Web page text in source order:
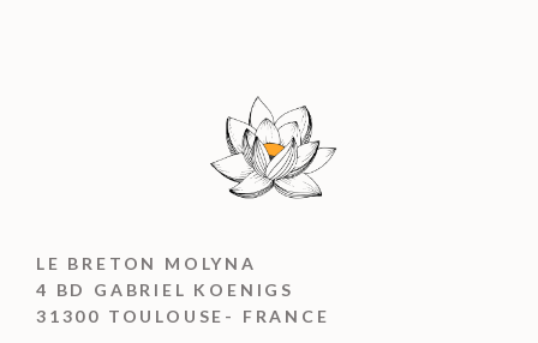
LE BRETON MOLYNA
4 BD GABRIEL KOENIGS
31300 TOULOUSE- FRANCE